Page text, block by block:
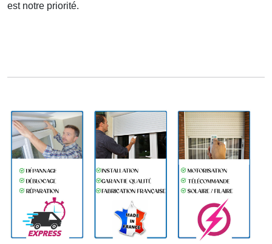
est notre priorité.